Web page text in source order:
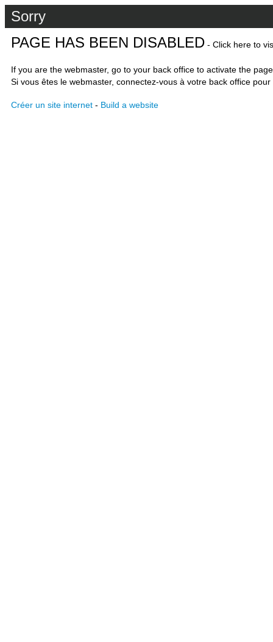
Sorry
PAGE HAS BEEN DISABLED - Click here to
If you are the webmaster, go to your back office to activate the
Si vous êtes le webmaster, connectez-vous à votre back office
Créer un site internet - Build a website